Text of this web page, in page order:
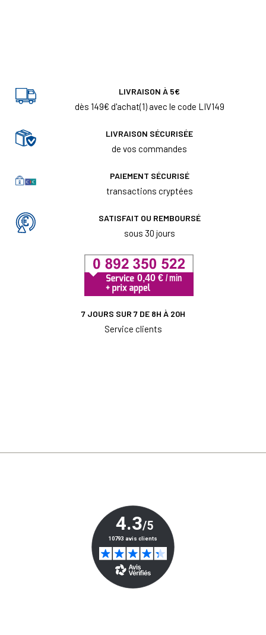
LIVRAISON À 5€
dès 149€ d'achat(1) avec le code LIV149
LIVRAISON SÉCURISÉE
de vos commandes
PAIEMENT SÉCURISÉ
transactions cryptées
SATISFAIT OU REMBOURSÉ
sous 30 jours
7 JOURS SUR 7 DE 8H À 20H
Service clients